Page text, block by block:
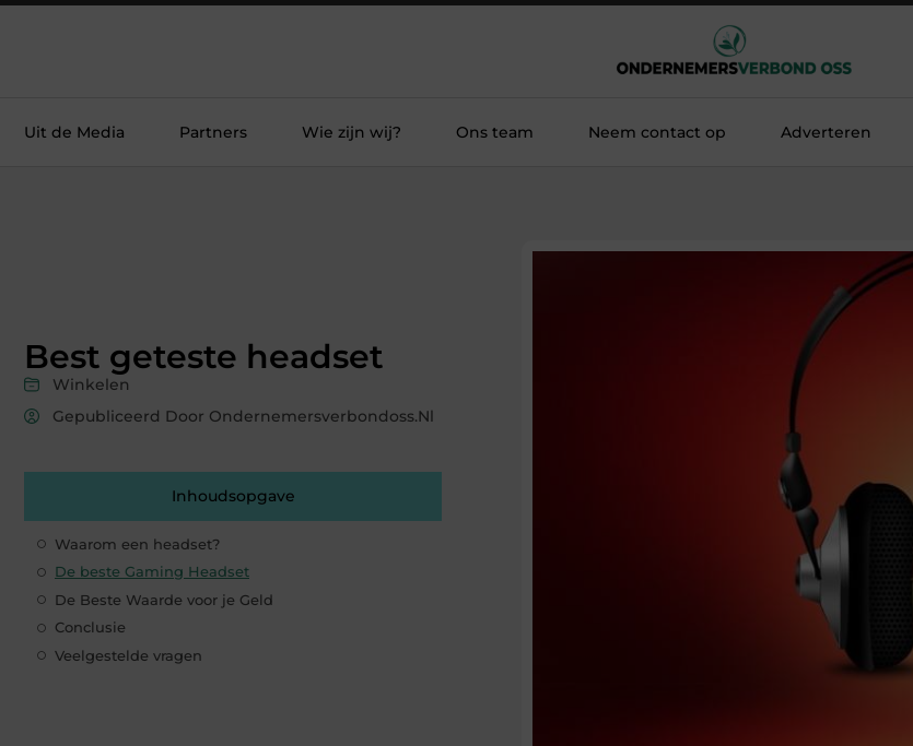
Uit de Media Partners Wie zijn wij? Ons team Neem contact op Adverteren
Best geteste headset
Winkelen
Gepubliceerd Door Ondernemersverbondoss.nl
Inhoudsopgave
Waarom een headset?
De beste Gaming Headset
De Beste Waarde voor je Geld
Conclusie
Veelgestelde vragen